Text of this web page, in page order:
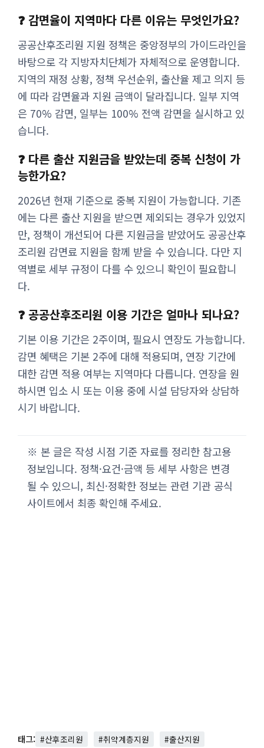
❓ 감면율이 지역마다 다른 이유는 무엇인가요?
공공산후조리원 지원 정책은 중앙정부의 가이드라인을
바탕으로 각 지방자치단체가 자체적으로 운영합니다.
지역의 재정 상황, 정책 우선순위, 출산율 제고 의지 등
에 따라 감면율과 지원 금액이 달라집니다. 일부 지역
은 70% 감면, 일부는 100% 전액 감면을 실시하고 있
습니다.
❓ 다른 출산 지원금을 받았는데 중복 신청이 가
능한가요?
2026년 현재 기준으로 중복 지원이 가능합니다. 기존
에는 다른 출산 지원을 받으면 제외되는 경우가 있었지
만, 정책이 개선되어 다른 지원금을 받았어도 공공산후
조리원 감면료 지원을 함께 받을 수 있습니다. 다만 지
역별로 세부 규정이 다를 수 있으니 확인이 필요합니
다.
❓ 공공산후조리원 이용 기간은 얼마나 되나요?
기본 이용 기간은 2주이며, 필요시 연장도 가능합니다.
감면 혜택은 기본 2주에 대해 적용되며, 연장 기간에
대한 감면 적용 여부는 지역마다 다릅니다. 연장을 원
하시면 입소 시 또는 이용 중에 시설 담당자와 상담하
시기 바랍니다.
※ 본 글은 작성 시점 기준 자료를 정리한 참고용
정보입니다. 정책·요건·금액 등 세부 사항은 변경
될 수 있으니, 최신·정확한 정보는 관련 기관 공식
사이트에서 최종 확인해 주세요.
태그: #산후조리원 #취약계층지원 #출산지원